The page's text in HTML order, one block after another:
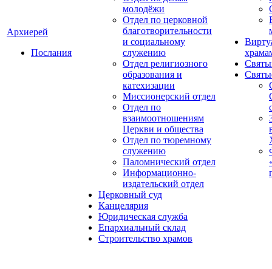
Архиерей
Послания
молодёжи
Отдел по церковной
благотворительности
и социальному
служению
Отдел религиозного
образования и
катехизации
Миссионерский отдел
Отдел по
взаимоотношениям
Церкви и общества
Отдел по тюремному
служению
Паломнический отдел
Информационно-
издательский отдел
Церковный суд
Канцелярия
Юридическая служба
Епархиальный склад
Строительство храмов